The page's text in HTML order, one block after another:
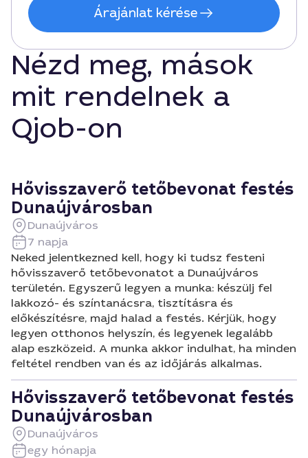
Árajánlat kérése
Nézd meg, mások
mit rendelnek a
Qjob-on
Hővisszaverő tetőbevonat festés
Dunaújvárosban
Dunaújváros
7 napja
Neked jelentkezned kell, hogy ki tudsz festeni
hővisszaverő tetőbevonatot a Dunaújváros
területén. Egyszerű legyen a munka: készülj fel
lakkozó- és színtanácsra, tisztításra és
előkészítésre, majd halad a festés. Kérjük, hogy
legyen otthonos helyszín, és legyenek legalább
alap eszközeid. A munka akkor indulhat, ha minden
feltétel rendben van és az időjárás alkalmas.
Hővisszaverő tetőbevonat festés
Dunaújvárosban
Dunaújváros
egy hónapja